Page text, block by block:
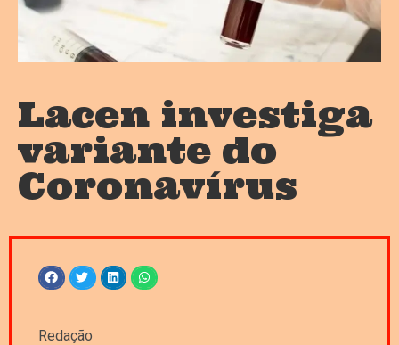
Lacen investiga
variante do
Coronavírus
Redação